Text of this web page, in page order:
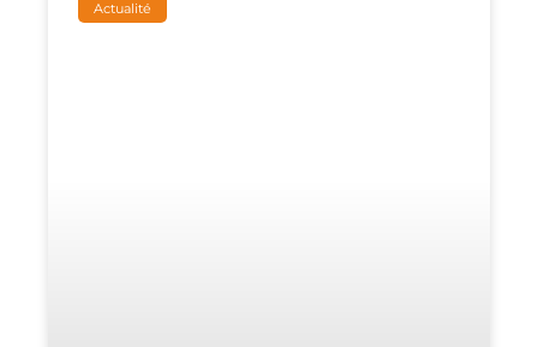
Actualité